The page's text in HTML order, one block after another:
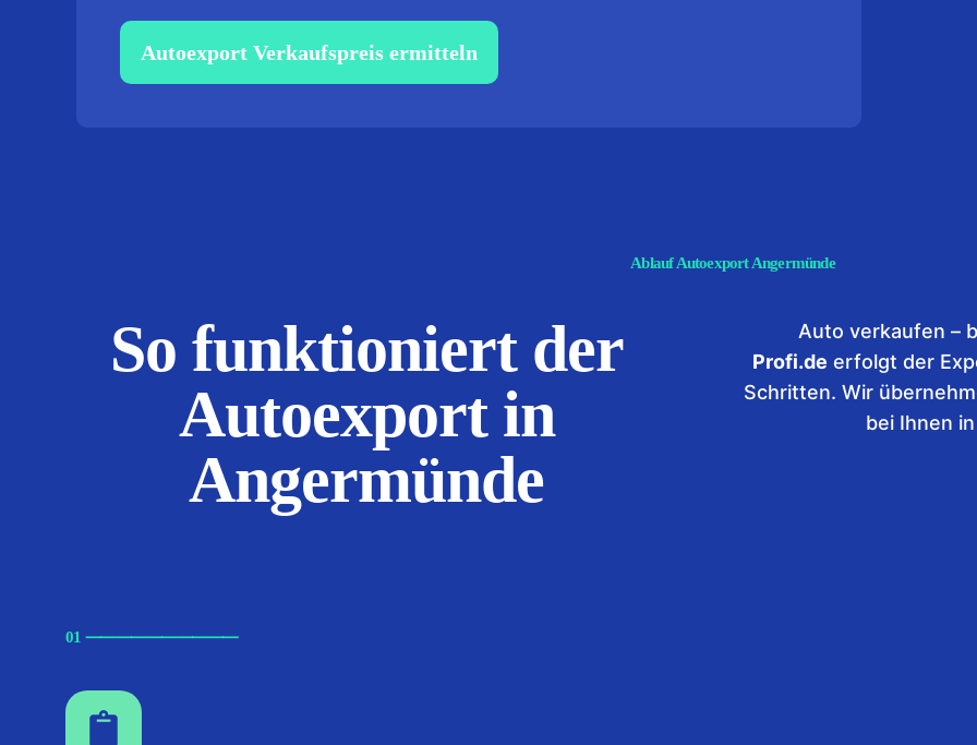
Autoexport Verkaufspreis ermitteln
Ablauf Autoexport Angermünde
So funktioniert der
Autoexport in
Angermünde
Auto verkaufen –
Profi.de erfolgt der
Schritten. Wir
bei Ihnen
01 ⸺⸺⸺⸺⸺